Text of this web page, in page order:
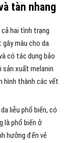
tàn nhang
hai tình trạng
màu cho da.
có tác dụng bảo
sản xuất melanin
hình thành các vết
liễu phổ biến, có
là phổ biến ở
hưởng đến vẻ